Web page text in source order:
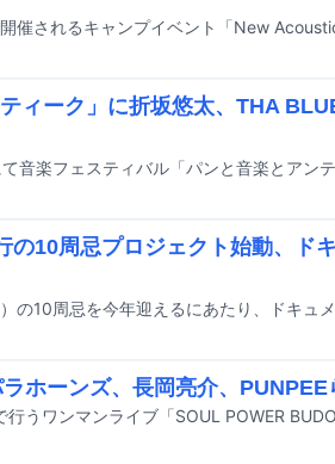
ィーク」に折坂悠太、THA
10周忌プロジェクト始動、ド
ホーンズ、長岡亮介、PUNPEE